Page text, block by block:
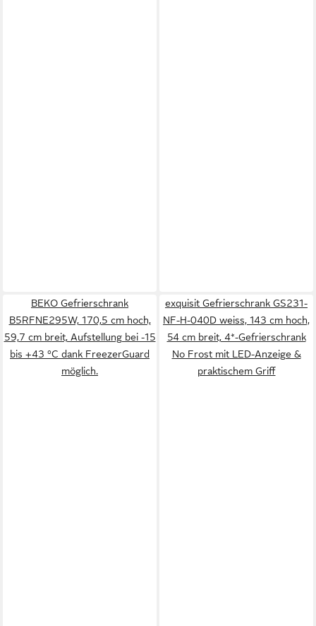
BEKO Gefrierschrank
B5RFNE295W, 170,5 cm hoch,
59,7 cm breit, Aufstellung bei -15
bis +43 °C dank FreezerGuard
möglich.
exquisit Gefrierschrank GS231-
NF-H-040D weiss, 143 cm hoch,
54 cm breit, 4*-Gefrierschrank
No Frost mit LED-Anzeige &
praktischem Griff